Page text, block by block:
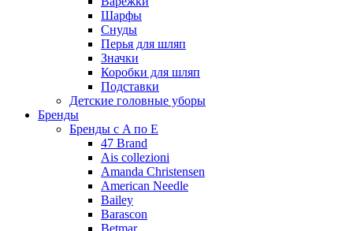
Шарфы
Снуды
Перья для шляп
Значки
Коробки для шляп
Подставки
Детские головные уборы
Бренды
Бренды с A по E
47 Brand
Ais collezioni
Amanda Christensen
American Needle
Bailey
Barascon
Betmar